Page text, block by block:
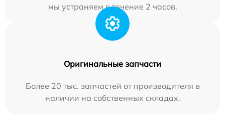
мы устраняем в течение 2 часов.
Оригинальные запчасти
Более 20 тыс. запчастей от производителя в
наличии на собственных складах.